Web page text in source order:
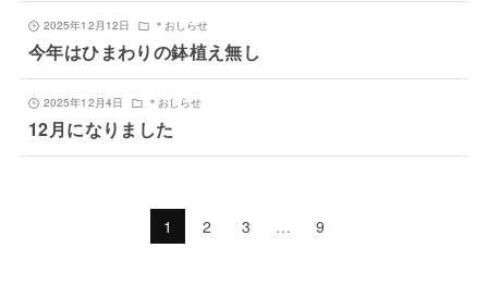
2025年12月12日 ＊おしらせ
今年はひまわりの鉢植え無し
2025年12月4日 ＊おしらせ
12月になりました
1 2 3 … 9